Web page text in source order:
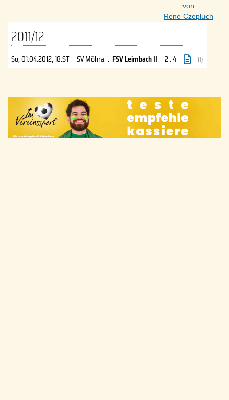
von
Rene Czepluch
2011/12
So, 01.04.2012, 18.ST SV Möhra : FSV Leimbach II 2 : 4 (1)